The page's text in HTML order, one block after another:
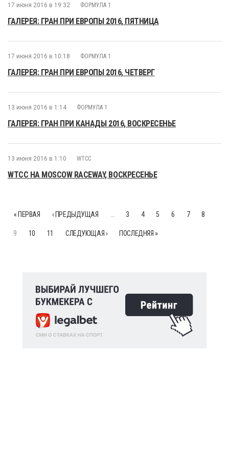
17 июня 2016 в 19:32 ФОРМУЛА 1
ГАЛЕРЕЯ: ГРАН ПРИ ЕВРОПЫ 2016, ПЯТНИЦА
17 июня 2016 в 10:18 ФОРМУЛА 1
ГАЛЕРЕЯ: ГРАН ПРИ ЕВРОПЫ 2016, ЧЕТВЕРГ
13 июня 2016 в 1:14 ФОРМУЛА 1
ГАЛЕРЕЯ: ГРАН ПРИ КАНАДЫ 2016, ВОСКРЕСЕНЬЕ
13 июня 2016 в 1:10 WTCC
WTCC НА MOSCOW RACEWAY, ВОСКРЕСЕНЬЕ
« ПЕРВАЯ ‹ ПРЕДЫДУЩАЯ 3 4 5 6 7 8
9 10 11 СЛЕДУЮЩАЯ › ПОСЛЕДНЯЯ »